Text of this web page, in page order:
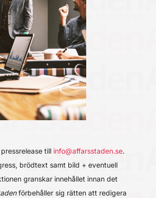
till info@affarsstaden.se.
brödtext samt bild + eventuell
granskar innehållet innan det
förbehåller sig rätten att redigera